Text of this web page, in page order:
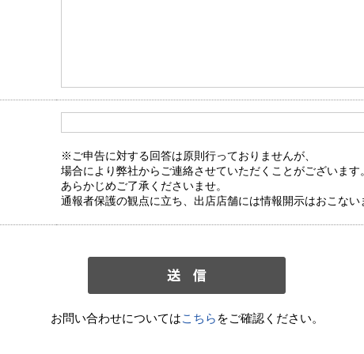
※ご申告に対する回答は原則行っておりませんが、
場合により弊社からご連絡させていただくことがございます。
あらかじめご了承くださいませ。
通報者保護の観点に立ち、出店店舗には情報開示はおこない
お問い合わせについてはこちら をご確認ください。